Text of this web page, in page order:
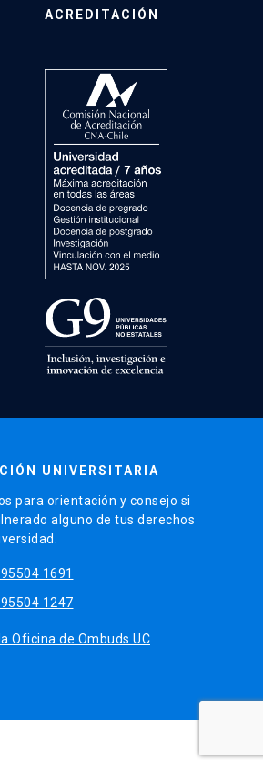
ACREDITACIÓN
UNIVERSITARIA
para orientación y consejo si
alguno de tus derechos
1691
1247
Oficina de Ombuds UC